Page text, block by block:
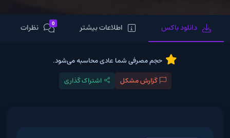
دانلود باکس اطلاعات بیشتر 0 نظرات
حجم مصرفی شما عادی محاسبه می‌شود.
گزارش مشکل
اشتراک گذاری